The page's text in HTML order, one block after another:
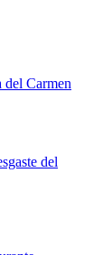
Carmen
del